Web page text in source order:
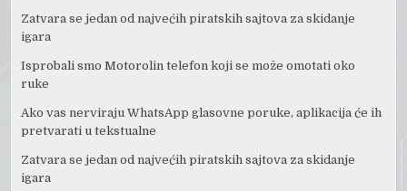
Zatvara se jedan od najvećih piratskih sajtova za skidanje
igara
Isprobali smo Motorolin telefon koji se može omotati oko
ruke
Ako vas nerviraju WhatsApp glasovne poruke, aplikacija će ih
pretvarati u tekstualne
Zatvara se jedan od najvećih piratskih sajtova za skidanje
igara